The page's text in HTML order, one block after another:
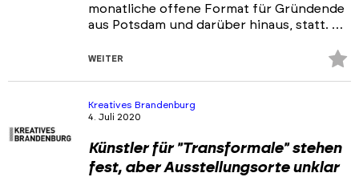
monatliche offene Format für Gründende
aus Potsdam und darüber hinaus, statt. …
WEITER
Kreatives Brandenburg
4. Juli 2020
Künstler für "Transformale" stehen
fest, aber Ausstellungsorte unklar